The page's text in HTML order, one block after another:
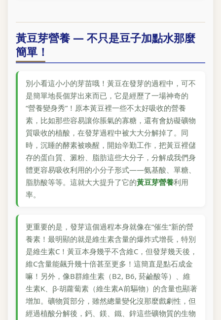
黃豆芽營養 — 不只是豆子加點水那麼
簡單！
別小看這小小的芽苗哦！黃豆在發芽的過程中，可不
是簡單地長個芽出來而已，它是經歷了一場神奇的
“營養變身秀”！原本黃豆裡一些不太好吸收的營養
素，比如那些容易讓你脹氣的寡糖，還有會妨礙礦物
質吸收的植酸，在發芽過程中被大大分解掉了。同
時，沉睡的酵素被喚醒，開始辛勤工作，把黃豆裡儲
存的蛋白質、澱粉、脂肪這些大分子，分解成我們身
體更容易吸收利用的小分子形式——氨基酸、單糖、
脂肪酸等等。這就大大提升了它的黃豆芽營養利用
率。
更重要的是，發芽這個過程本身就像在“催生”新的營
養素！最明顯的就是維生素含量的爆炸式增長，特別
是維生素C！黃豆本身幾乎不含維C，但發芽幾天後，
維C含量能飆升幾十倍甚至更多！這簡直是點石成金
嘛！另外，像B群維生素（B2, B6, 菸鹼酸等）、維
生素K、β-胡蘿蔔素（維生素A前驅物）的含量也顯著
增加。礦物質部分，雖然總量變化沒那麼戲劇性，但
經過植酸分解後，鈣、鎂、鐵、鋅這些礦物質的生物